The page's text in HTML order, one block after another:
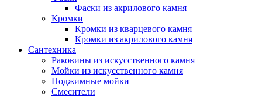
Фаски из акрилового камня
Кромки
Кромки из кварцевого камня
Кромки из акрилового камня
Сантехника
Раковины из искусственного камня
Мойки из искусственного камня
Поджимные мойки
Смесители